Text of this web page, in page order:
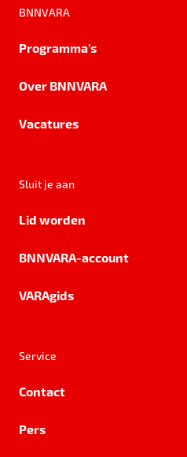
BNNVARA
Programma's
Over BNNVARA
Vacatures
Sluit je aan
Lid worden
BNNVARA-account
VARAgids
Service
Contact
Pers